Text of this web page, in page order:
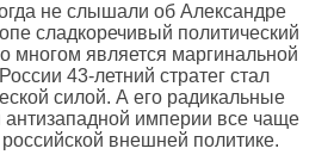
не слышали об Александре
сладкоречивый политический
многом является маргинальной
43-летний стратег стал
силой. А его радикальные
империи все чаще
внешней политике.